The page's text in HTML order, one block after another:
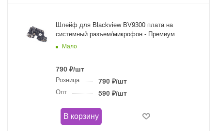
Шлейф для Blackview BV9300 плата на
системный разъем/микрофон - Премиум
Мало
790 ₽/шт
Розница 790₽/шт
Опт 590₽/шт
В корзину